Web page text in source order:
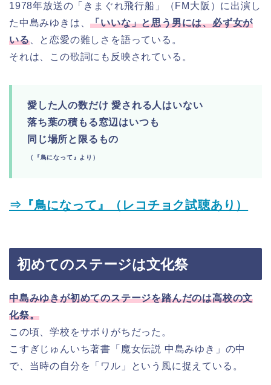
1978年放送の「きまぐれ飛行船」（FM大阪）に出演し
た中島みゆきは、「いいな」と思う男には、必ず女が
いる、と恋愛の難しさを語っている。
それは、この歌詞にも反映されている。
愛した人の数だけ 愛される人はいない
落ち葉の積もる窓辺はいつも
同じ場所と限るもの
（『鳥になって』より）
⇒『鳥になって』（レコチョク試聴あり）
初めてのステージは文化祭
中島みゆきが初めてのステージを踏んだのは高校の文
化祭。
この頃、学校をサボりがちだった。
こすぎじゅんいち著書「魔女伝説 中島みゆき」の中
で、当時の自分を「ワル」という風に捉えている。